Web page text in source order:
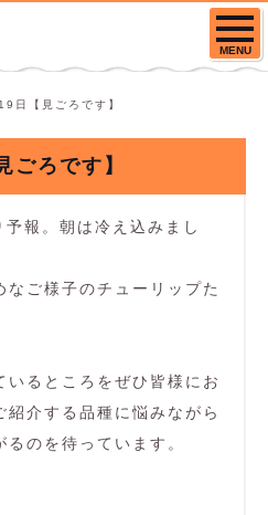
MENU
日【見ごろです】
ろです】
報。朝は冷え込みまし
なご様子のチューリップた
いるところをぜひ皆様にお
介する品種に悩みながら
のを待っています。